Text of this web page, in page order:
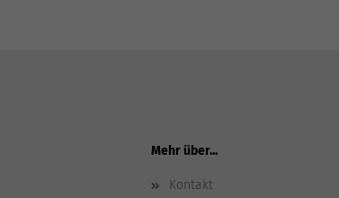
Mehr über...
Kontakt